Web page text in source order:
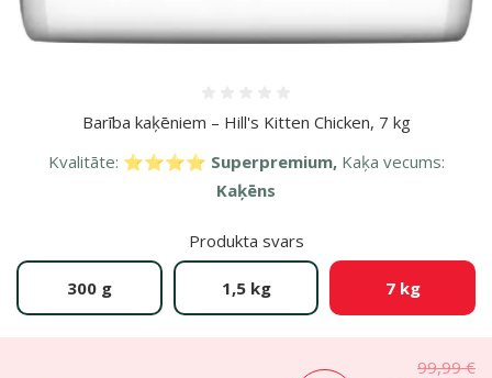
Barība kaķēniem – Hill's Kitten Chicken, 7 kg
Kvalitāte: ⭐⭐⭐⭐ Superpremium, Kaķa vecums:
Kaķēns
Produkta svars
300 g 1,5 kg 7 kg
99,99 €